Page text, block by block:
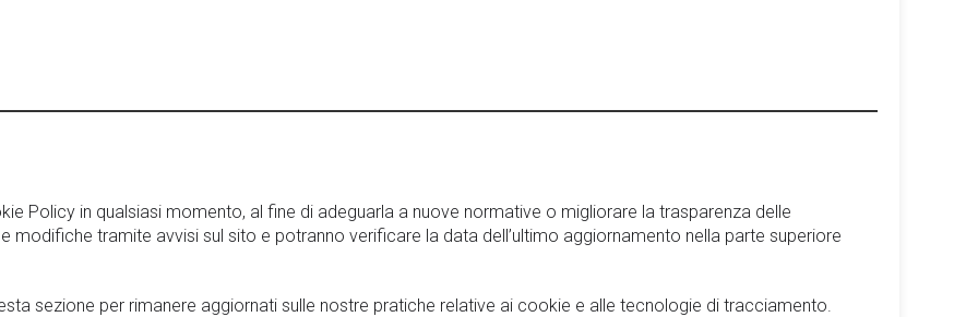
Policy in qualsiasi momento, al fine di adeguarla a nuove normative o migliorare la trasparenza delle
modifiche tramite avvisi sul sito e potranno verificare la data dell’ultimo aggiornamento nella parte superiore
sezione per rimanere aggiornati sulle nostre pratiche relative ai cookie e alle tecnologie di tracciamento.